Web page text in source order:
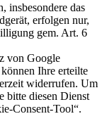
insbesondere das
erfolgen nur,
gem. Art. 6
von Google
Ihre erteilte
widerrufen. Um
bitte diesen Dienst
Consent-Tool“.